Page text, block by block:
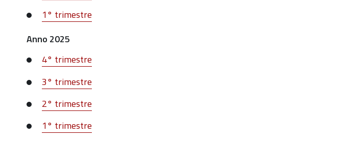
1° trimestre
Anno 2025
4° trimestre
3° trimestre
2° trimestre
1° trimestre